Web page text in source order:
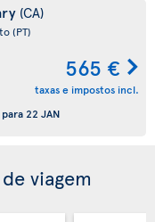
(CA)
(PT)
565 €
taxas e impostos incl.
para22 JAN
viagem